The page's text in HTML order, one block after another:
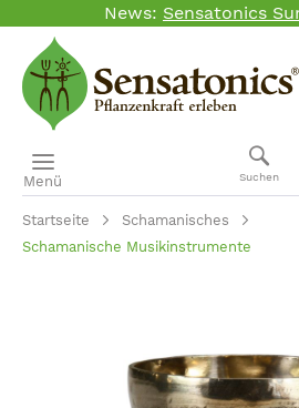
Zum Hauptinhalt springen
News: Sensatonics
Menü Suchen
Startseite
Schamanisches
Schamanische Musikinstrumente